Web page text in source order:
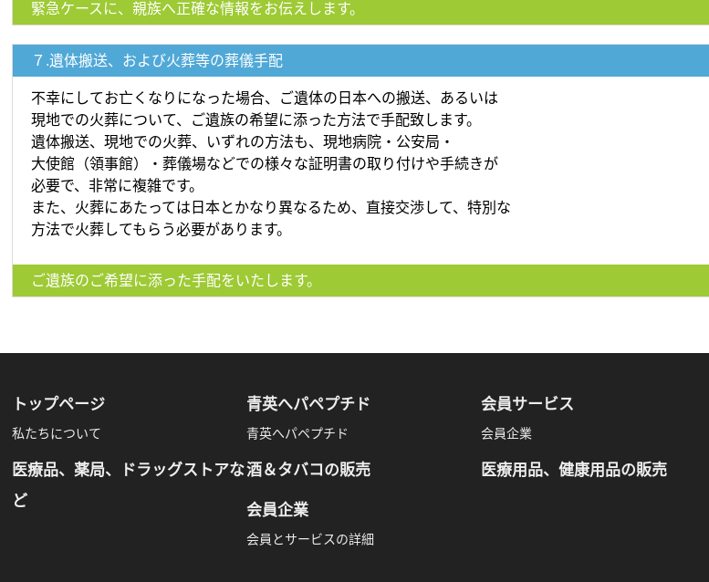
緊急ケースに、親族へ正確な情報をお伝えします。
７.遺体搬送、および火葬等の葬儀手配
不幸にしてお亡くなりになった場合、ご遺体の日本への搬送、あるいは
現地での火葬について、ご遺族の希望に添った方法で手配致します。
遺体搬送、現地での火葬、いずれの方法も、現地病院・公安局・
大使館（領事館）・葬儀場などでの様々な証明書の取り付けや手続きが
必要で、非常に複雑です。
また、火葬にあたっては日本とかなり異なるため、直接交渉して、特別な
方法で火葬してもらう必要があります。
ご遺族のご希望に添った手配をいたします。
トップページ
私たちについて
青英へパペプチド
青英へパペプチド
会員サービス
会員企業
医療品、薬局、ドラッグストアな
ど
酒＆タバコの販売 医療用品、健康用品の販売
会員企業
会員とサービスの詳細